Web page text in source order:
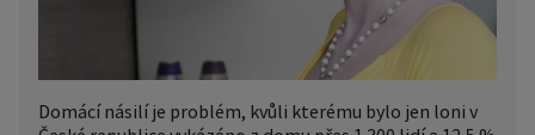
Domácí násilí je problém, kvůli kterému bylo jen loni v